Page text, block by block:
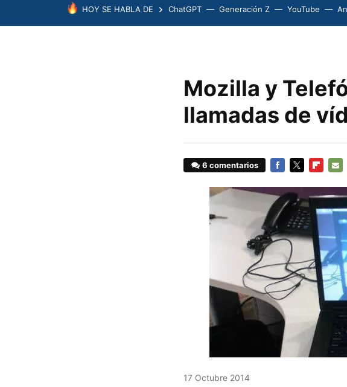
HOY SE HABLA DE ChatGPT Generación Z YouTube
Mozilla y
llamadas de
6 comentarios
MAIL
17 Octubre 2014